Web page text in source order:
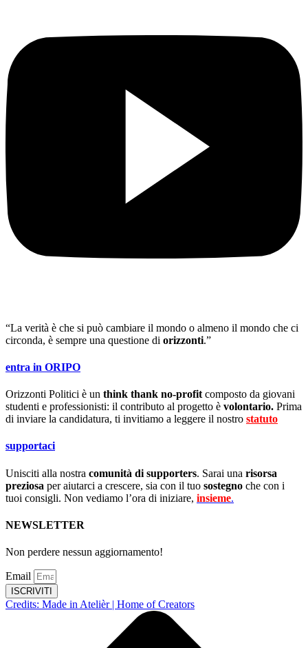
“La verità è che si può cambiare il mondo o almeno il mondo che ci
circonda, è sempre una questione di orizzonti.”
entra in ORIPO
Orizzonti Politici è un think thank no-profit composto da giovani
studenti e professionisti: il contributo al progetto è volontario. Prima
di inviare la candidatura, ti invitiamo a leggere il nostro statuto
supportaci
Unisciti alla nostra comunità di supporters. Sarai una risorsa
preziosa per aiutarci a crescere, sia con il tuo sostegno che con i
tuoi consigli. Non vediamo l’ora di iniziare, insieme.
NEWSLETTER
Non perdere nessun aggiornamento!
Email
ISCRIVITI
Credits: Made in Atelièr | Home of Creators